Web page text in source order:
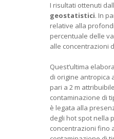
I risultati ottenuti
geostatistici. In
relative alla
percentuale delle
alle concentrazioni
Quest’ultima
di origine antropica
pari a 2 m
contaminazione di
è legata alla
degli hot spot nella
concentrazioni fino